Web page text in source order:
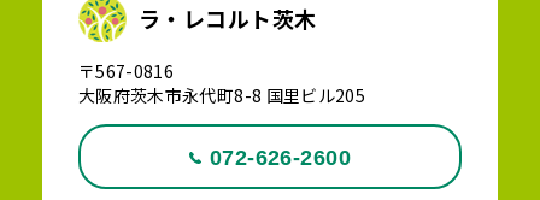
ラ・レコルト茨木
〒567-0816
大阪府茨木市永代町8-8 国里ビル205
072-626-2600